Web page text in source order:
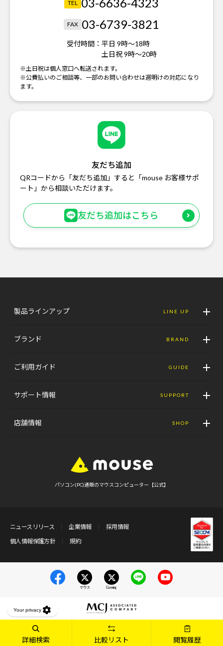
詳細検索 比較リスト 閲覧履歴
TEL
FAX 03-6739-3821
受付時間： 平日 9時～18時
土日祝 9時～20時
※土日祝は個人窓口へ転送されます。
※公費払いのご相談等、一部のお問い合わせは週明けの対応になり
ます。
友だち追加
QRコードから「友だち追加」すると「mouse お客様サポ
ート」から相談いただけます。
友だち追加はこちら
製品ラインアップ LINE UP
ブランド BRAND
ご利用ガイド GUIDE
サポート情報 SUPPORT
店舗情報 SHOP
パソコン(PC)通販のマウスコンピューター【公式】
ニュースリリース 企業情報
採用情報
個人情報保護方針
規約
マウス Gaming